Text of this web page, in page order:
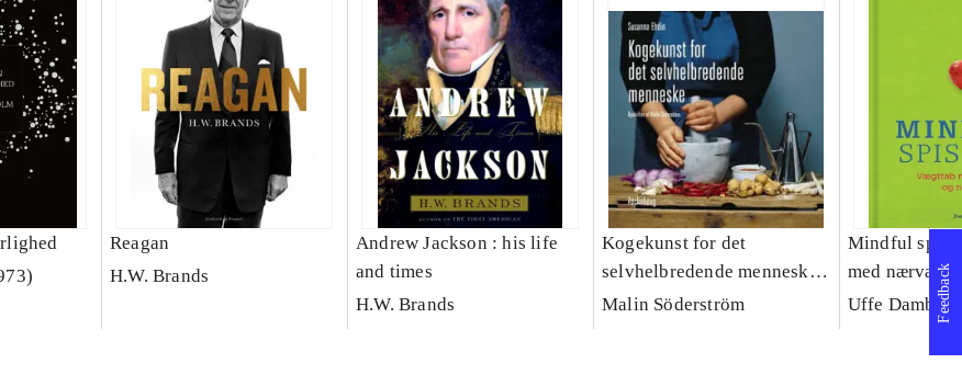
Reagan
H.W. Brands
Andrew Jackson : his life
and times
H.W. Brands
Kogekunst for det
selvhelbredende menneske :
en helsefilosofisk bog om
Malin Söderström
Mindful
med nærvær
Uffe Damborg
Feedback